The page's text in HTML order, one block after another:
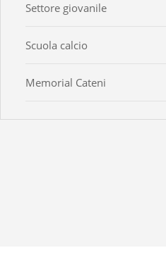
Settore giovanile
Scuola calcio
Memorial Cateni